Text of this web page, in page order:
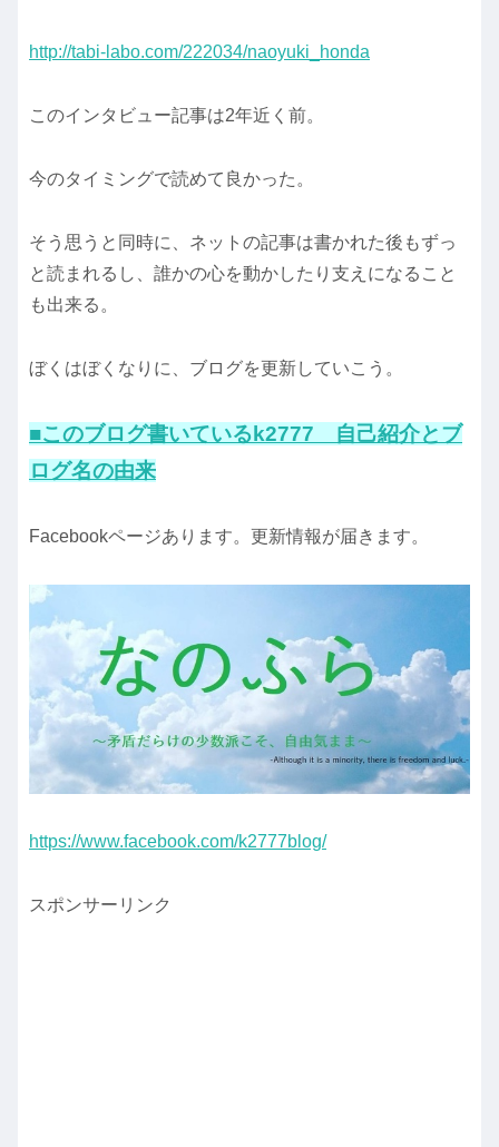
http://tabi-labo.com/222034/naoyuki_honda
このインタビュー記事は2年近く前。
今のタイミングで読めて良かった。
そう思うと同時に、ネットの記事は書かれた後もずっ
と読まれるし、誰かの心を動かしたり支えになること
も出来る。
ぼくはぼくなりに、ブログを更新していこう。
■このブログ書いているk2777 自己紹介とブ
ログ名の由来
Facebookページあります。更新情報が届きます。
https://www.facebook.com/k2777blog/
スポンサーリンク